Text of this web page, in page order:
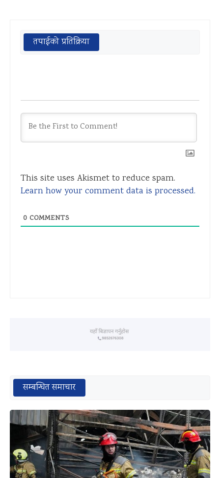
तपाईको प्रतिक्रिया
This site uses Akismet to reduce spam.
Learn how your comment data is processed.
0 COMMENTS
सम्बन्धित समाचार